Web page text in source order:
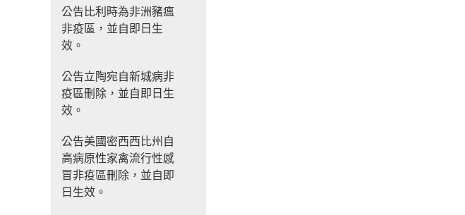
公告比利時為非洲豬瘟
非疫區，並自即日生
效。
公告立陶宛自新城病非
疫區刪除，並自即日生
效。
公告美國密西西比州自
高病原性家禽流行性感
冒非疫區刪除，並自即
日生效。